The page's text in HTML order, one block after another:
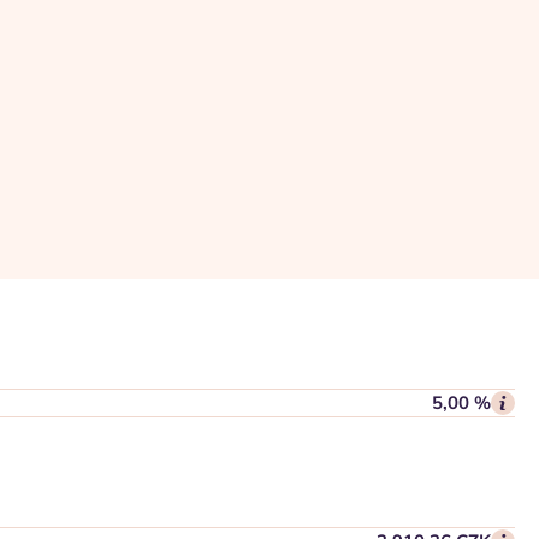
5,00 %